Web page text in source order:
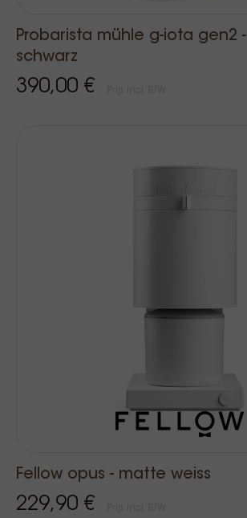
Probarista mühle g-iota gen2 -
schwarz
390,00 €
Fellow opus - matte weiss
229,90 €